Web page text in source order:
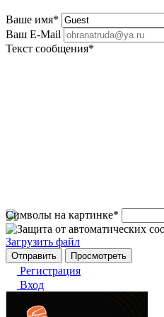
Ваше имя*
Ваш E-Mail
Текст сообщения*
Символы на картинке*
Загрузить файл
Регистрация
Вход